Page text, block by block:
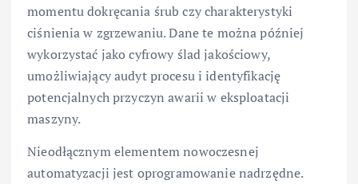
momentu dokręcania śrub czy charakterystyki
ciśnienia w zgrzewaniu. Dane te można później
wykorzystać jako cyfrowy ślad jakościowy,
umożliwiający audyt procesu i identyfikację
potencjalnych przyczyn awarii w eksploatacji
maszyny.
Nieodłącznym elementem nowoczesnej
automatyzacji jest oprogramowanie nadrzędne.